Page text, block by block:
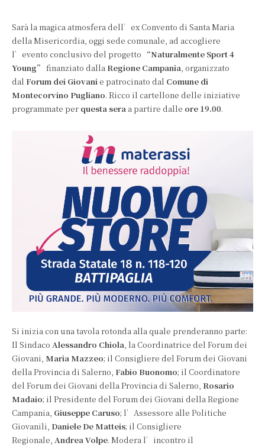
Sarà la magica atmosfera dell’ex Convento di Santa Maria
della Misericordia, oggi sede comunale, ad accogliere
l’evento conclusivo del progetto “Naturalmente Sport 4
Young” finanziato dallaRegione Campania, organizzato
dal Forum dei Giovanie patrocinato dal Comune di
Montecorvino Pugliano. Ricco il cartellone delle iniziative
programmate per questa sera a partire dalle ore 19.00.
Si inizia con una tavola rotonda alla quale prenderanno parte:
Il Sindaco Alessandro Chiola, la Coordinatrice del Forum dei
Giovani, Maria Mazzeo; il Consigliere del Forum dei Giovani
della Provincia di Salerno, Fabio Buonomo; il Coordinatore
del Forum dei Giovani della Provincia di Salerno, Rosario
Madaio; il Presidente del Forum dei Giovani della Regione
Campania, Giuseppe Caruso; l’Assessore alle Politiche
Giovanili, Daniele De Matteis; il Consigliere
Regionale, Andrea Volpe. Modera l’incontro il